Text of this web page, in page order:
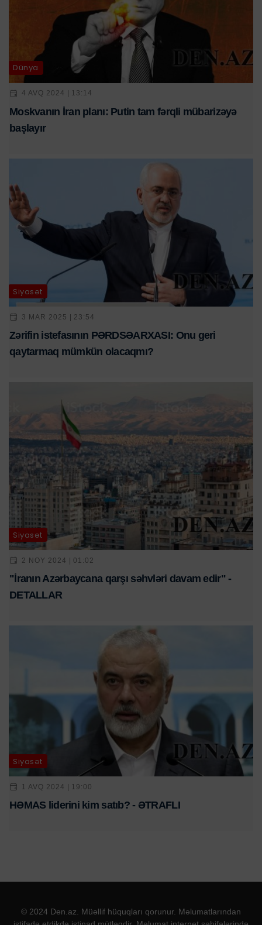
Dünya
4 AVQ 2024 | 13:14
Moskvanın İran planı: Putin tam fərqli mübarizəyə
başlayır
Siyasət
3 MAR 2025 | 23:54
Zərifin istefasının PƏRDSƏARXASI: Onu geri
qaytarmaq mümkün olacaqmı?
Siyasət
2 NOY 2024 | 01:02
"İranın Azərbaycana qarşı səhvləri davam edir" -
DETALLAR
Siyasət
1 AVQ 2024 | 19:00
HƏMAS liderini kim satıb? - ƏTRAFLI
© 2024 Den.az. Müəllif hüquqları qorunur. Məlumatlarından